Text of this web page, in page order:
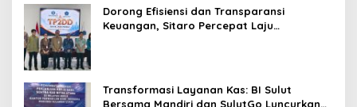
Dorong Efisiensi dan Transparansi
Keuangan, Sitaro Percepat Laju
Transformasi Layanan Kas: BI Sulut
Bersama Mandiri dan SulutGo Luncurkan